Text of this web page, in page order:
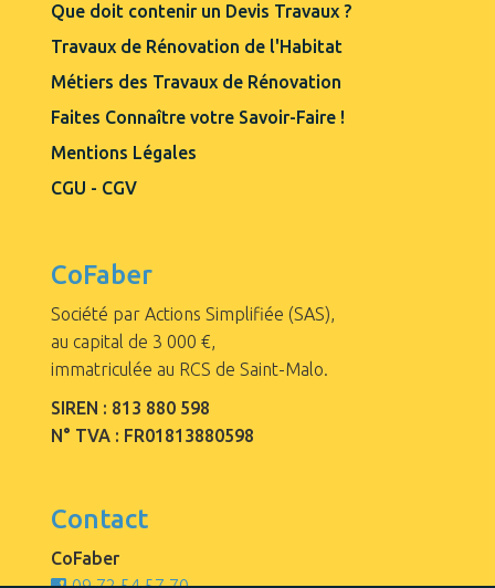
Que doit contenir un Devis Travaux ?
Travaux de Rénovation de l'Habitat
Métiers des Travaux de Rénovation
Faites Connaître votre Savoir-Faire !
Mentions Légales
CGU - CGV
CoFaber
Société par Actions Simplifiée (SAS),
au capital de 3 000 €,
immatriculée au RCS de Saint-Malo.
SIREN : 813 880 598
N° TVA : FR01813880598
Contact
CoFaber